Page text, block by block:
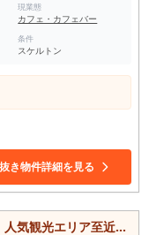
現業態
カフェ・カフェバー
条件
スケルトン
き物件詳細を見る
【横浜市中区・元町・中華街駅徒歩4分】人気観光エリア至近！飲食店向け22坪テナント